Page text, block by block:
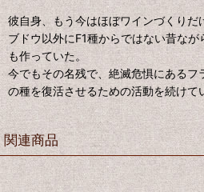
彼自身、もう今はほぼワインづくりだ
ブドウ以外にF1種からではない昔な
も作っていた。
今でもその名残で、絶滅危惧にあるフ
の種を復活させるための活動を続けて
関連商品